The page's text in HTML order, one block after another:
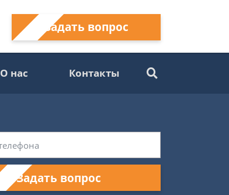
Задать вопрос
О нас Контакты
Задать вопрос